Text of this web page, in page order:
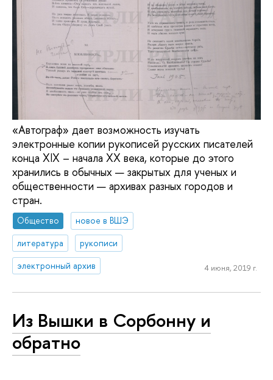
«Автограф» дает возможность изучать
электронные копии рукописей русских писателей
конца ХIХ – начала XX века, которые до этого
хранились в обычных — закрытых для ученых и
общественности — архивах разных городов и
стран.
Общество
новое в ВШЭ
литература
рукописи
электронный архив
4 июня, 2019 г.
Из Вышки в Сорбонну и
обратно